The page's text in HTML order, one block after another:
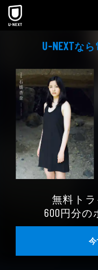
本文へスキップ
U-NEXTなら
無料ト
600円分の